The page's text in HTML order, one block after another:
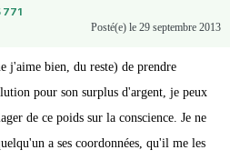
771
Posté(e) le 29 septembre 2013
j'aime bien, du reste) de prendre
pour son surplus d'argent, je peux
de ce poids sur la conscience. Je ne
a ses coordonnées, qu'il me les